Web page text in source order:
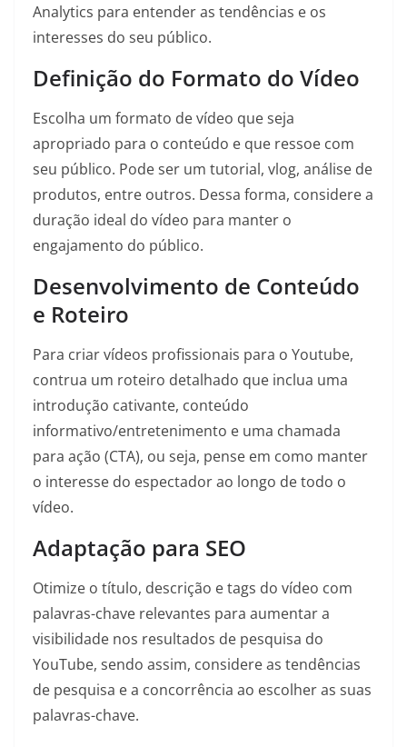
Analytics para entender as tendências e os
interesses do seu público.
Definição do Formato do Vídeo
Escolha um formato de vídeo que seja
apropriado para o conteúdo e que ressoe com
seu público. Pode ser um tutorial, vlog, análise de
produtos, entre outros. Dessa forma, considere a
duração ideal do vídeo para manter o
engajamento do público.
Desenvolvimento de Conteúdo
e Roteiro
Para criar vídeos profissionais para o Youtube,
contrua um roteiro detalhado que inclua uma
introdução cativante, conteúdo
informativo/entretenimento e uma chamada
para ação (CTA), ou seja, pense em como manter
o interesse do espectador ao longo de todo o
vídeo.
Adaptação para SEO
Otimize o título, descrição e tags do vídeo com
palavras-chave relevantes para aumentar a
visibilidade nos resultados de pesquisa do
YouTube, sendo assim, considere as tendências
de pesquisa e a concorrência ao escolher as suas
palavras-chave.